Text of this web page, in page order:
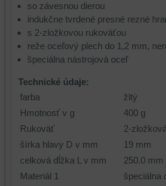
so závesnou dierou
indukčne tvrdené presné rezné
s 2-zložkovou rukoväťou
reže oceľový plech do 1,2 mm,
špeciálna nástrojová oceľ
Technické údaje:
farba
žltý
Hmotnosť v g
400 g
Rukoväť
2-
šírka hlavy D v mm
19 mm
celková dĺžka L v mm
250.0 mm
Materiál 1
špeciálna